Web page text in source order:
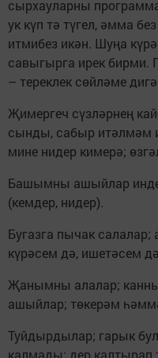
сырхауларны
ук күп тә түгел, әмма
итмибез икән. Шуңа
савыгырга ирек бирми.
– тереклек сөйләме
Җимергеч сүзләрнең
сынды, сабыр итәлмәм
мине нидер кимерә;
Башымны ашыйлар инде
(кемдер, нидер).
Бугазга пычак
күрәсем дә, ишетәсем
Җанымны алалар;
ашыйлар; төкерәм
Туйдырдылар; гарык
калмады; дер калтырап